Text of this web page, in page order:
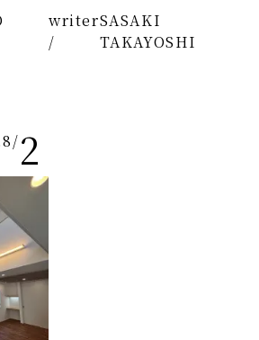
ータより
writer
/
SASAKI
TAKAYOSHI
/2